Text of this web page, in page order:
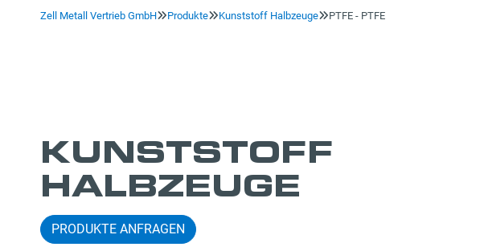
Zell Metall Vertrieb GmbHProdukteKunststoff HalbzeugePTFE - PTFE
KUNST­STOFF
HALB­ZEUGE
PRODUKTE ANFRAGEN